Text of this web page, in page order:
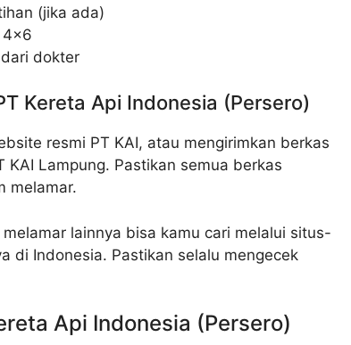
(jika ada)
4×6
dokter
Kereta Api Indonesia (Persero)
resmi PT KAI, atau mengirimkan berkas
KAI Lampung. Pastikan semua berkas
melamar.
lainnya bisa kamu cari melalui situs-
di Indonesia. Pastikan selalu mengecek
Api Indonesia (Persero)